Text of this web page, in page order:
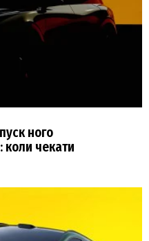
ного
коли чекати